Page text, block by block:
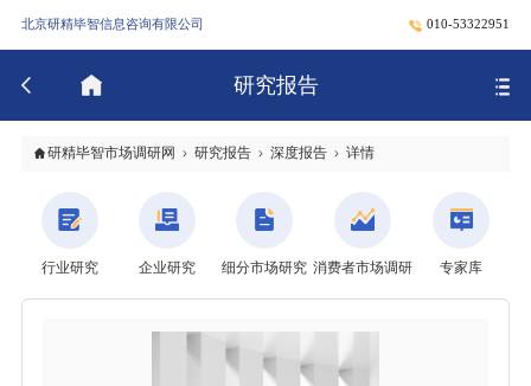
北京研精毕智信息咨询有限公司 010-53322951
研究报告
研精毕智市场调研网 研究报告 深度报告 详情
行业研究 企业研究 细分市场研究 消费者市场调研 专家库